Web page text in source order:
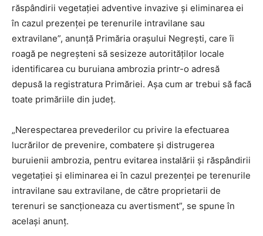
răspândirii vegetației adventive invazive și eliminarea ei
în cazul prezenței pe terenurile intravilane sau
extravilane”, anunță Primăria orașului Negrești, care îi
roagă pe negreșteni să sesizeze autorităților locale
identificarea cu buruiana ambrozia printr-o adresă
depusă la registratura Primăriei. Așa cum ar trebui să facă
toate primăriile din județ.
„Nerespectarea prevederilor cu privire la efectuarea
lucrărilor de prevenire, combatere și distrugerea
buruienii ambrozia, pentru evitarea instalării și răspândirii
vegetației și eliminarea ei în cazul prezenței pe terenurile
intravilane sau extravilane, de către proprietarii de
terenuri se sancționeaza cu avertisment”, se spune în
același anunț.